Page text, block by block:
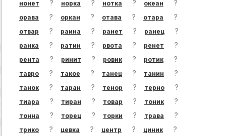
нонет ? норка ? нотка ? океан ?
орава ? оркан ? отава ? отара ?
отвар ? раина ? ранет ? ранец ?
ранка ? ратин ? рвота ? ренет ?
рента ? ринит ? ровик ? ротик ?
тавро ? такое ? танец ? танин ?
танок ? таран ? тенор ? терно ?
тиара ? тиран ? товар ? тоник ?
тонна ? торец ? торки ? трава ?
трико ? цевка ? центр ? циник ?